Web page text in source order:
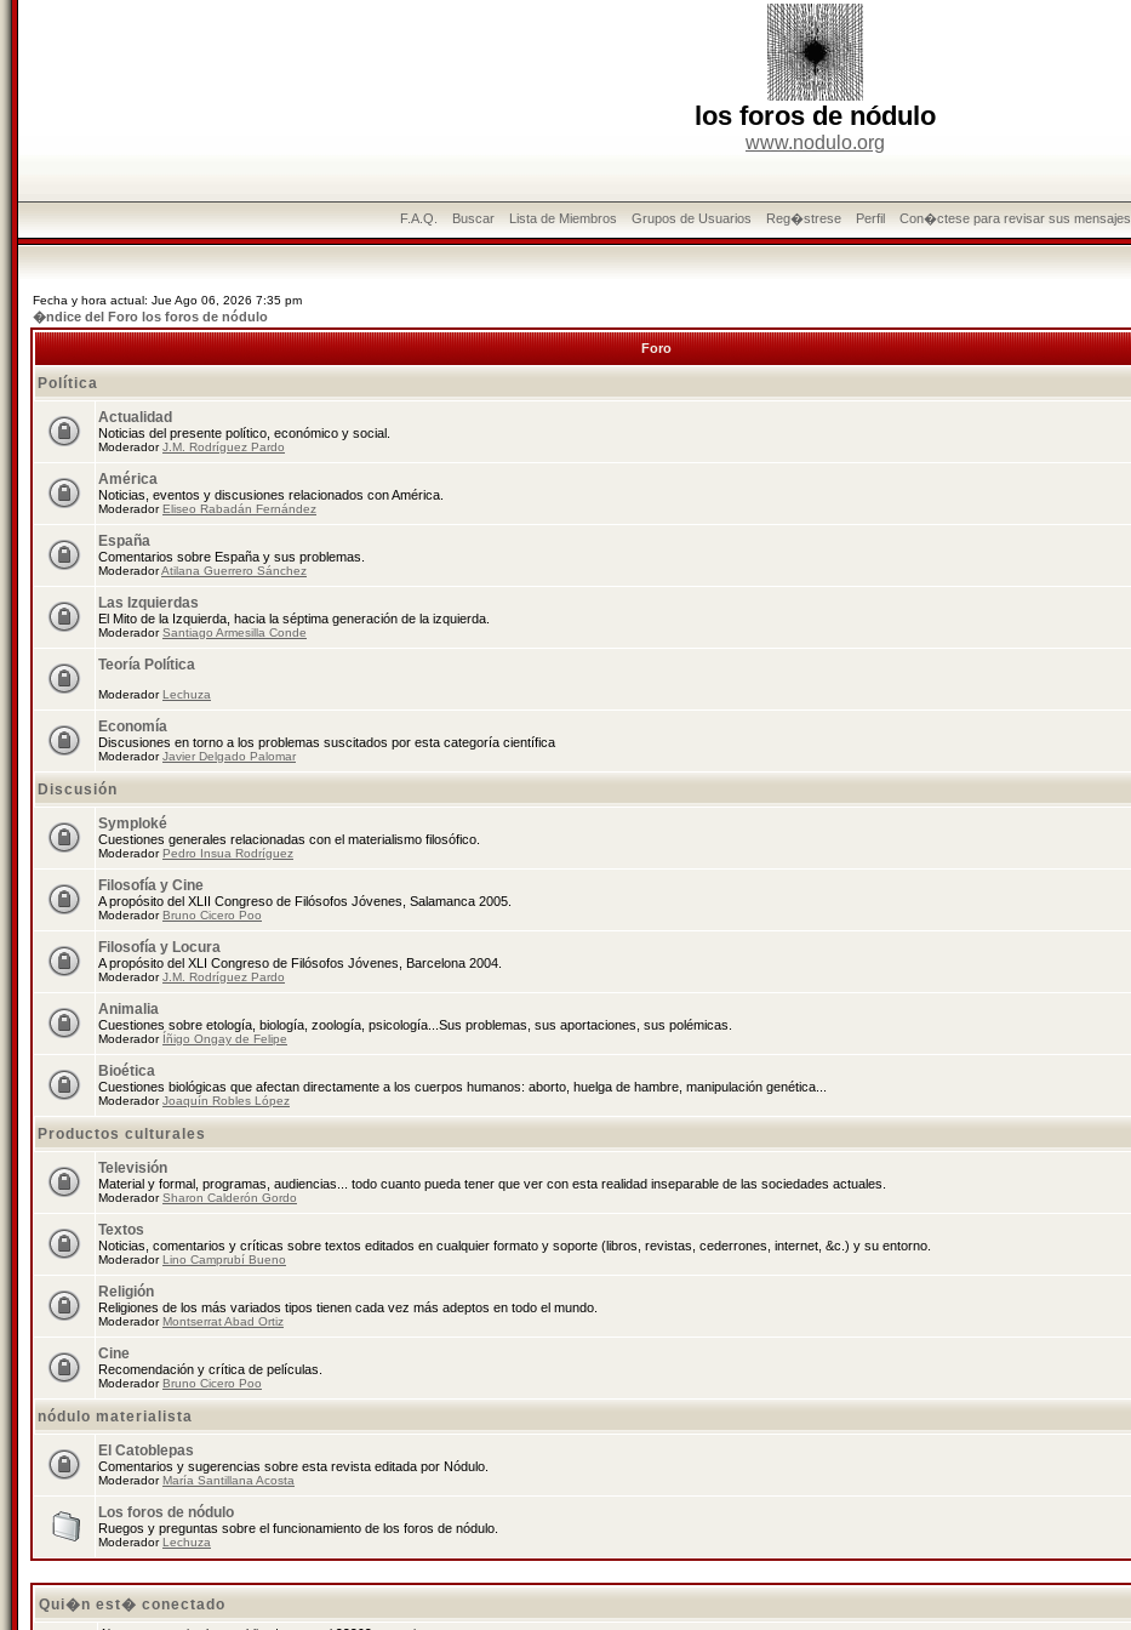
los foros de nódulo
www.nodulo.org
F.A.Q. Buscar Lista de Miembros Grupos de Usuarios Reg�strese Perfil Con�ctese para revisar sus mensajes
Fecha y hora actual: Jue Ago 06, 2026 7:35 pm
�ndice del Foro los foros de nódulo
Foro
Política
Actualidad
Noticias del presente político, económico y social.
ModeradorJ.M. Rodríguez Pardo
América
Noticias, eventos y discusiones relacionados con América.
ModeradorEliseo Rabadán Fernández
España
Comentarios sobre España y sus problemas.
ModeradorAtilana Guerrero Sánchez
Las Izquierdas
El Mito de la Izquierda, hacia la séptima generación de la izquierda.
ModeradorSantiago Armesilla Conde
Teoría Política
ModeradorLechuza
Economía
Discusiones en torno a los problemas suscitados por esta categoría científica
ModeradorJavier Delgado Palomar
Discusión
Symploké
Cuestiones generales relacionadas con el materialismo filosófico.
ModeradorPedro Insua Rodríguez
Filosofía y Cine
A propósito del XLII Congreso de Filósofos Jóvenes, Salamanca 2005.
ModeradorBruno Cicero Poo
Filosofía y Locura
A propósito del XLI Congreso de Filósofos Jóvenes, Barcelona 2004.
ModeradorJ.M. Rodríguez Pardo
Animalia
Cuestiones sobre etología, biología, zoología, psicología...Sus problemas, sus aportaciones, sus polémicas.
Moderador Íñigo Ongay de Felipe
Bioética
Cuestiones biológicas que afectan directamente a los cuerpos humanos: aborto, huelga de hambre, manipulación genética...
ModeradorJoaquín Robles López
Productos culturales
Televisión
Material y formal, programas, audiencias... todo cuanto pueda tener que ver con esta realidad inseparable de las sociedades actuales.
ModeradorSharon Calderón Gordo
Textos
Noticias, comentarios y críticas sobre textos editados en cualquier formato y soporte (libros, revistas, cederrones, internet, &c.) y su entorno.
ModeradorLino Camprubí Bueno
Religión
Religiones de los más variados tipos tienen cada vez más adeptos en todo el mundo.
ModeradorMontserrat Abad Ortiz
Cine
Recomendación y crítica de películas.
ModeradorBruno Cicero Poo
nódulo materialista
El Catoblepas
Comentarios y sugerencias sobre esta revista editada por Nódulo.
ModeradorMaría Santillana Acosta
Los foros de nódulo
Ruegos y preguntas sobre el funcionamiento de los foros de nódulo.
ModeradorLechuza
Qui�n est� conectado